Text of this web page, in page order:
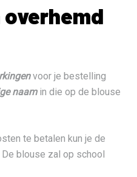
voor je bestelling
naamin die op de blouse
te betalen kun je de
blouse zal op school